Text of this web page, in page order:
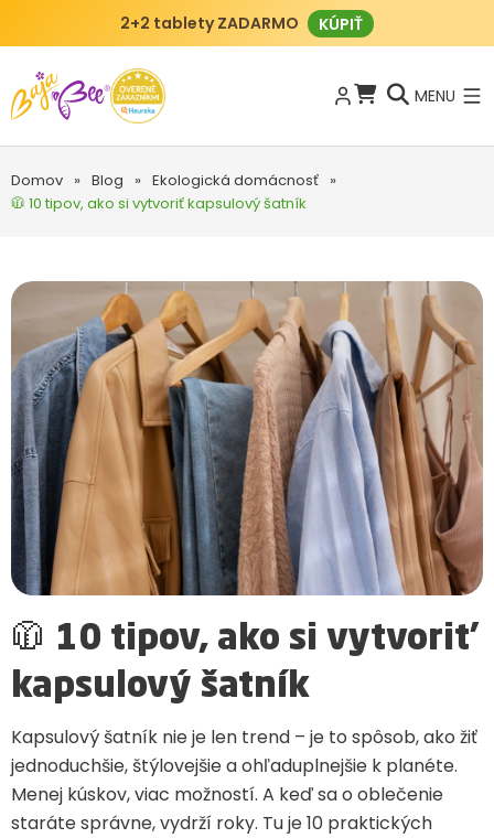
2+2 tablety ZADARMO KÚPIŤ
MENU
Domov » Blog » Ekologická domácnosť »
🧥 10 tipov, ako si vytvoriť kapsulový šatník
🧥 10 tipov, ako si vytvoriť
kapsulový šatník
Kapsulový šatník nie je len trend – je to spôsob, ako žiť
jednoduchšie, štýlovejšie a ohľaduplnejšie k planéte.
Menej kúskov, viac možností. A keď sa o oblečenie
staráte správne, vydrží roky. Tu je 10 praktických